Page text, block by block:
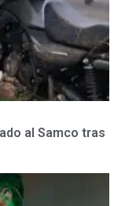
al Samco tras